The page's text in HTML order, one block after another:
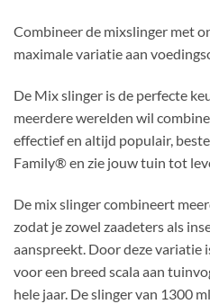
Combineer de mixslinger met
maximale variatie aan
De Mix slinger is de perfecte
meerdere werelden wil
effectief en altijd populair,
Family® en zie jouw tuin tot
De mix slinger combineert
zodat je zowel zaadeters als
aanspreekt. Door deze variatie
voor een breed scala aan
hele jaar. De slinger van 1300